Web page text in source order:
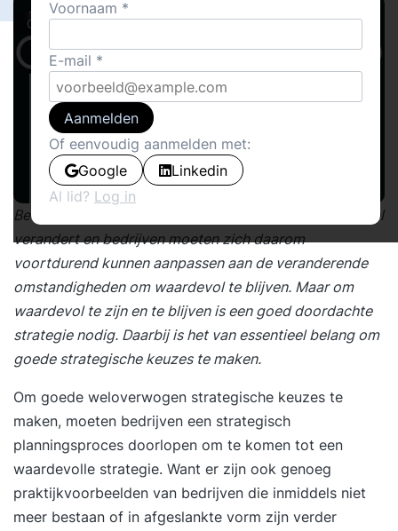
Cover stories
Bedrijven bevinden zich in een speelveld dat razendsnel
verandert en bedrijven moeten zich daarom
voortdurend kunnen aanpassen aan de veranderende
omstandigheden om waardevol te blijven. Maar om
waardevol te zijn en te blijven is een goed doordachte
strategie nodig. Daarbij is het van essentieel belang om
goede strategische keuzes te maken.
Om goede weloverwogen strategische keuzes te
maken, moeten bedrijven een strategisch
planningsproces doorlopen om te komen tot een
waardevolle strategie. Want er zijn ook genoeg
praktijkvoorbeelden van bedrijven die inmiddels niet
meer bestaan of in afgeslankte vorm zijn verder
Voornaam
E-mail
Aanmelden
Of eenvoudig aanmelden met:
Google
Linkedin
Al lid? Log in